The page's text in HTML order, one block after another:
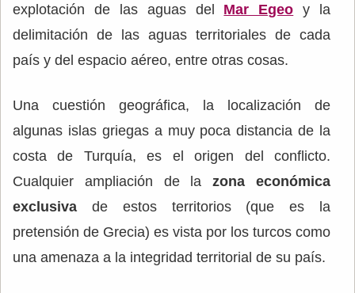
explotación de las aguas del Mar Egeo y la
delimitación de las aguas territoriales de cada
país y del espacio aéreo, entre otras cosas.
Una cuestión geográfica, la localización de
algunas islas griegas a muy poca distancia de la
costa de Turquía, es el origen del conflicto.
Cualquier ampliación de lazona económica
exclusiva de estos territorios (que es la
pretensión de Grecia) es vista por los turcos como
una amenaza a la integridad territorial de su país.